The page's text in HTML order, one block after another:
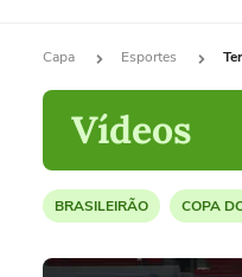
Capa Esportes
Vídeos
BRASILEIRÃO COPA